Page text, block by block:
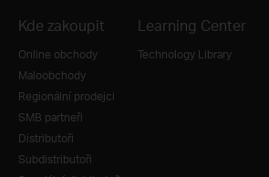
Kde zakoupit
Online obchody
Maloobchody
Regionální prodejci
SMB partneři
Distributoři
Subdistributoři
Learning Center
Technology Library